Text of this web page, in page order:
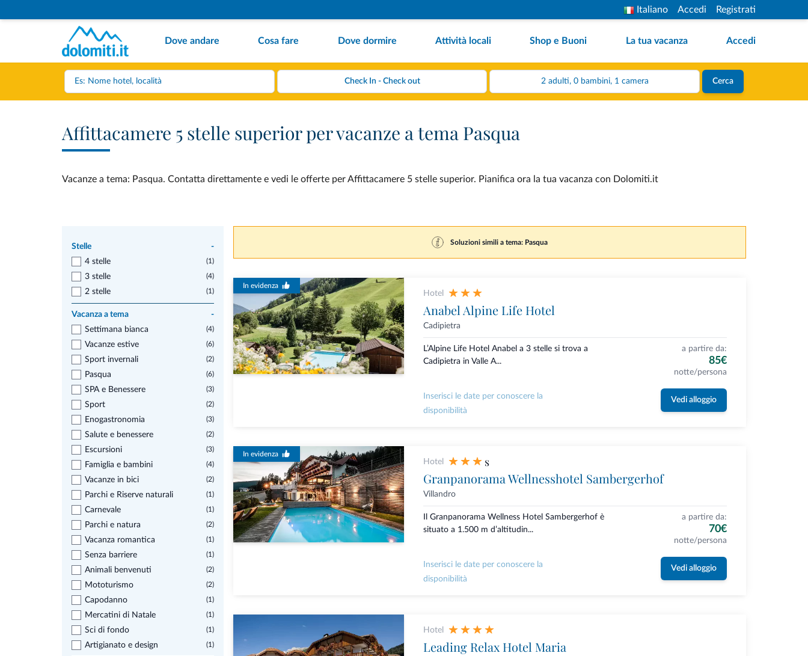
Italiano Accedi Registrati
Dove andare Cosa fare Dove dormire Attività locali Shop e Buoni La tua vacanza Accedi
2 adulti, 0 bambini, 1 camera Cerca
Affittacamere 5 stelle superior per vacanze a tema Pasqua
Vacanze a tema: Pasqua. Contatta direttamente e vedi le offerte per Affittacamere 5 stelle superior. Pianifica ora la tua vacanza con Dolomiti.it
Stelle
-
4 stelle
(1)
3 stelle (4)
2 stelle (1)
Vacanza a tema
-
Settimana bianca
(4)
Vacanze estive (6)
Sport invernali (2)
Pasqua (6)
SPA e Benessere (3)
Sport (2)
Enogastronomia (3)
Salute e benessere (2)
Escursioni (3)
Famiglia e bambini (4)
Vacanze in bici (2)
Parchi e Riserve naturali (1)
Carnevale (1)
Parchi e natura (2)
Vacanza romantica (1)
Senza barriere (1)
Animali benvenuti (2)
Mototurismo (2)
Capodanno (1)
Mercatini di Natale (1)
Sci di fondo (1)
Artigianato e design (1)
Soluzioni simili a tema: Pasqua
In evidenza
Hotel
Anabel Alpine Life Hotel
Cadipietra
L’Alpine Life Hotel Anabel a 3 stelle si trova a
Cadipietra in Valle A...
a partire da:
85€
notte/persona
Inserisci le date per conoscere la
disponibilità
Vedi alloggio
In evidenza
Hotel s
Granpanorama Wellnesshotel Sambergerhof
Villandro
Il Granpanorama Wellness Hotel Sambergerhof è
situato a 1.500 m d’altitudin...
a partire da:
70€
notte/persona
Inserisci le date per conoscere la
disponibilità
Vedi alloggio
Hotel
Leading Relax Hotel Maria